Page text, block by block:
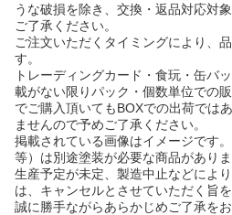
うな破損を除き、交換・返品対応対
ご了承ください。
ご注文いただくタイミングにより、
す。
トレーディングカード・食玩・缶バ
載がない限りパック・個数単位での
でご購入頂いてもBOXでの出荷では
ませんので予めご了承ください。
掲載されている画像はイメージです
等）は別途塗装が必要な商品がありま
生産予定が未定、製造中止などによ
は、キャンセルとさせていただく旨
誠に勝手ながらあらかじめご了承をお